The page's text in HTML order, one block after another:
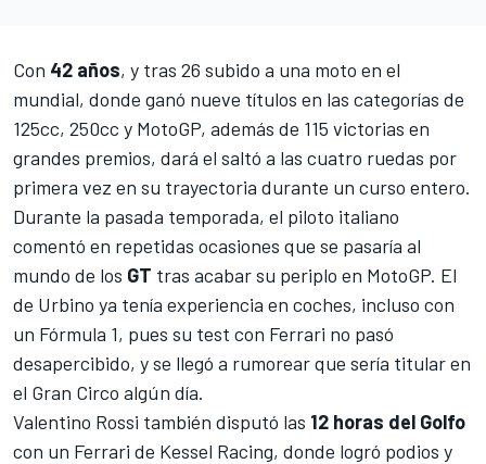
Con 42 años, y tras 26 subido a una moto en el
mundial, donde ganó nueve títulos en las categorías de
125cc, 250cc y MotoGP, además de 115 victorias en
grandes premios, dará el saltó a las cuatro ruedas por
primera vez en su trayectoria durante un curso entero.
Durante la pasada temporada, el piloto italiano
comentó en repetidas ocasiones que se pasaría al
mundo de los GT tras acabar su periplo en MotoGP. El
de Urbino ya tenía experiencia en coches, incluso con
un Fórmula 1, pues su test con Ferrari no pasó
desapercibido, y se llegó a rumorear que sería titular en
el Gran Circo algún día.
Valentino Rossi también disputó las 12 horas del Golfo
con un Ferrari de Kessel Racing, donde logró podios y